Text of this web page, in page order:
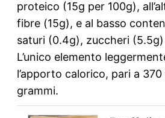
proteico (15g per 100g),
fibre (15g), e al basso
saturi (0.4g), zuccheri (5.5g)
L’unico elemento
l’apporto calorico, pari a
grammi.